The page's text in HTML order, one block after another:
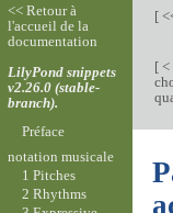
[
[<
<< Retour à
l'accueil de la
documentation
LilyPond snippets
v2.26.0 (stable-
branch).
Préface
notation musicale
1 Pitches
2 Rhythms